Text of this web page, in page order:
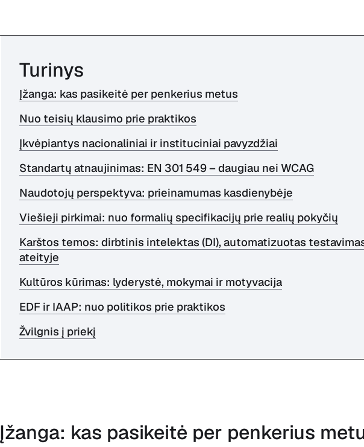
Turinys
Įžanga: kas pasikeitė per penkerius metus
Nuo teisių klausimo prie praktikos
Įkvėpiantys nacionaliniai ir instituciniai pavyzdžiai
Standartų atnaujinimas: EN 301 549 – daugiau nei WCAG
Naudotojų perspektyva: prieinamumas kasdienybėje
Viešieji pirkimai: nuo formalių specifikacijų prie realių pokyčių
Karštos temos: dirbtinis intelektas (DI), automatizuotas
ateityje
Kultūros kūrimas: lyderystė, mokymai ir motyvacija
EDF ir IAAP: nuo politikos prie praktikos
Žvilgnis į priekį
Įžanga: kas pasikeitė per penkerius